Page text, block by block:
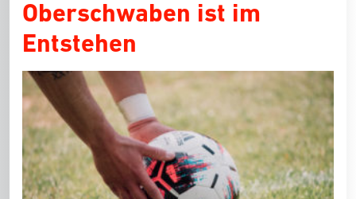
Oberschwaben ist im
Entstehen